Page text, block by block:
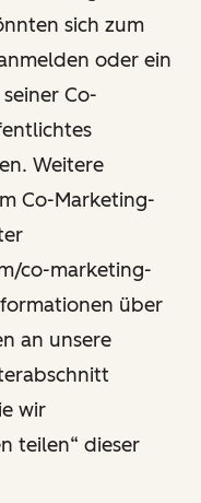
sich zum
oder ein
Co-
Weitere
Co-Marketing-
co-marketing-
über
an unsere
wir
teilen“ dieser